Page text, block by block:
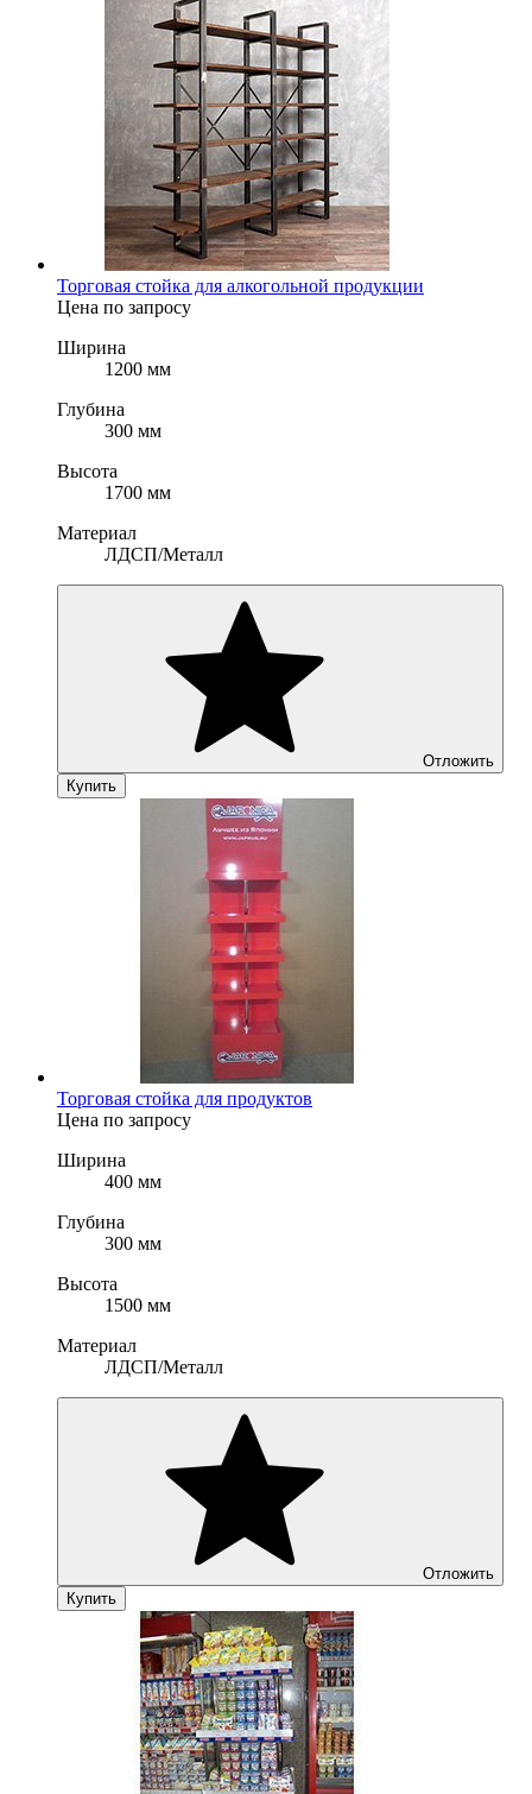
Торговая стойка для алкогольной продукции
Цена по запросу
Ширина
1200 мм
Глубина
300 мм
Высота
1700 мм
Материал
ЛДСП/Металл
Отложить
Купить
Торговая стойка для продуктов
Цена по запросу
Ширина
400 мм
Глубина
300 мм
Высота
1500 мм
Материал
ЛДСП/Металл
Отложить
Купить